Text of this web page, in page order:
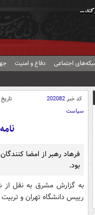
اجتماعی دفاع و امنیت
کد خبر202082
سیاست
فرهاد رهبر از امضا
بود.
به گزارش مشرق به نقل از
رییس دانشگاه تهران و